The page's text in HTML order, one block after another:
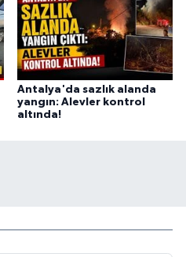
Antalya'da sazlık alanda
yangın: Alevler kontrol
altında!